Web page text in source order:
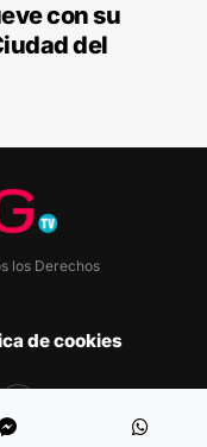
con su
del
los Derechos
de cookies